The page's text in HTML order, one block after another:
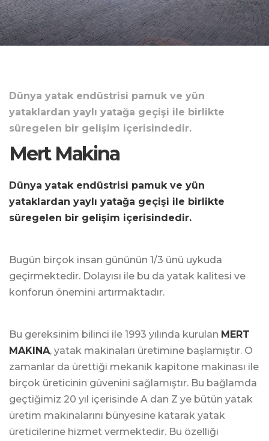
Dünya yatak endüstrisi pamuk ve yün
yataklardan yaylı yatağa geçişi ile birlikte
süregelen bir gelişim içerisindedir.
Mert Makina
Dünya yatak endüstrisi pamuk ve yün
yataklardan yaylı yatağa geçişi ile birlikte
süregelen bir gelişim içerisindedir.
Bugün birçok insan gününün 1/3 ünü uykuda
geçirmektedir. Dolayısı ile bu da yatak kalitesi ve
konforun önemini artırmaktadır.
Bu gereksinim bilinci ile 1993 yılında kurulan MERT
MAKINA, yatak makinaları üretimine başlamıştır. O
zamanlar da ürettiği mekanik kapitone makinası ile
birçok üreticinin güvenini sağlamıştır. Bu bağlamda
geçtiğimiz 20 yıl içerisinde A dan Z ye bütün yatak
üretim makinalarını bünyesine katarak yatak
üreticilerine hizmet vermektedir. Bu özelliği